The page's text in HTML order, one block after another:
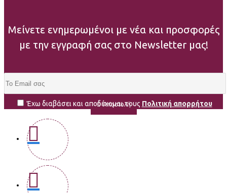
Μείνετε ενημερωμένοι με νέα και προσφορές
με την εγγραφή σας στο Newsletter μας!
Αποστολή
Έχω διαβάσει και αποδέχομαι τους Πολιτική απορρήτου